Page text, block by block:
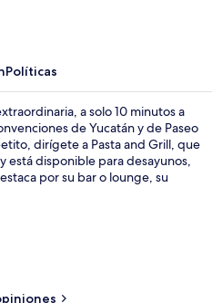
Políticas
a solo 10 minutos a
de Yucatán y de Paseo
dirígete a Pasta and Grill, que
está disponible para desayunos,
por su bar o lounge, su